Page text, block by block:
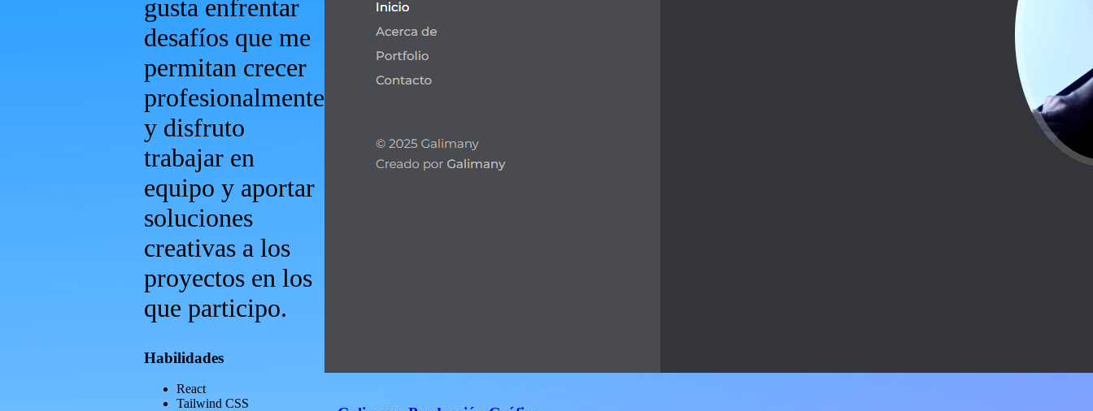
gusta enfrentar
desafíos que me
permitan crecer
profesionalmente
y disfruto
trabajar en
equipo y aportar
soluciones
creativas a los
proyectos en los
que participo.
Habilidades
React
Tailwind CSS